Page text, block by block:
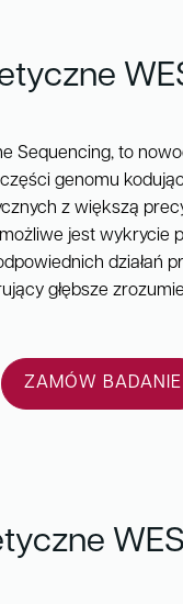
Sequencing, to
genomu
z większą
jest wykrycie
działań
głębsze
ZAMÓW BADANIE